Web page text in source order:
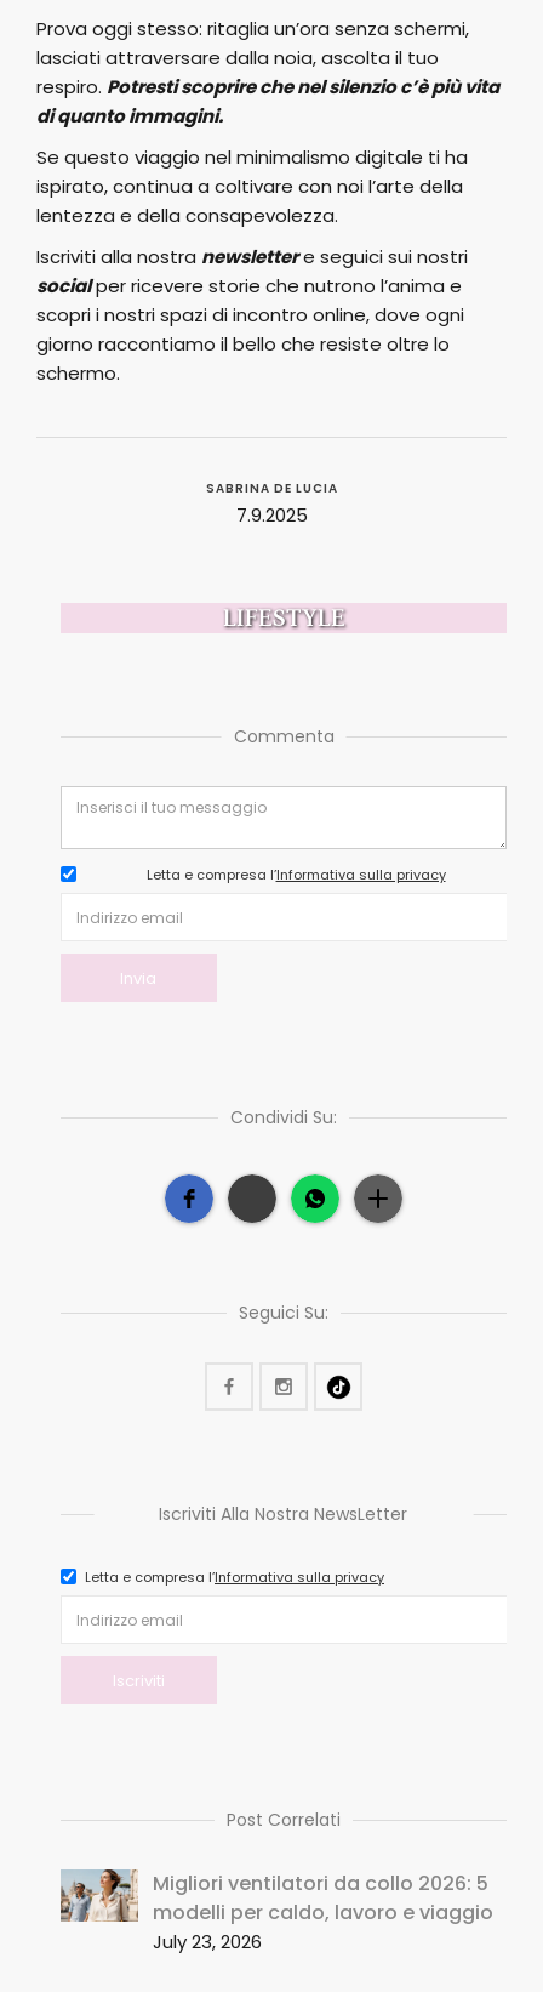
Prova oggi stesso: ritaglia un’ora senza schermi,
lasciati attraversare dalla noia, ascolta il tuo
respiro. Potresti scoprire che nel silenzio c’è più vita
di quanto immagini.
Se questo viaggio nel minimalismo digitale ti ha
ispirato, continua a coltivare con noi l’arte della
lentezza e della consapevolezza.
Iscriviti alla nostra newslettere seguici sui nostri
socialper ricevere storie che nutrono l’anima e
scopri i nostri spazi di incontro online, dove ogni
giorno raccontiamo il bello che resiste oltre lo
schermo.
SABRINA DE LUCIA
7.9.2025
LIFESTYLE
Commenta
Letta e compresa l’Informativa sulla privacy
Condividi Su:
Seguici Su:
Iscriviti Alla Nostra NewsLetter
Letta e compresa l’Informativa sulla privacy
Post Correlati
Migliori ventilatori da collo 2026: 5
modelli per caldo, lavoro e viaggio
July 23, 2026